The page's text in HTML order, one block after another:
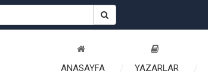
ANASAYFA YAZARLAR